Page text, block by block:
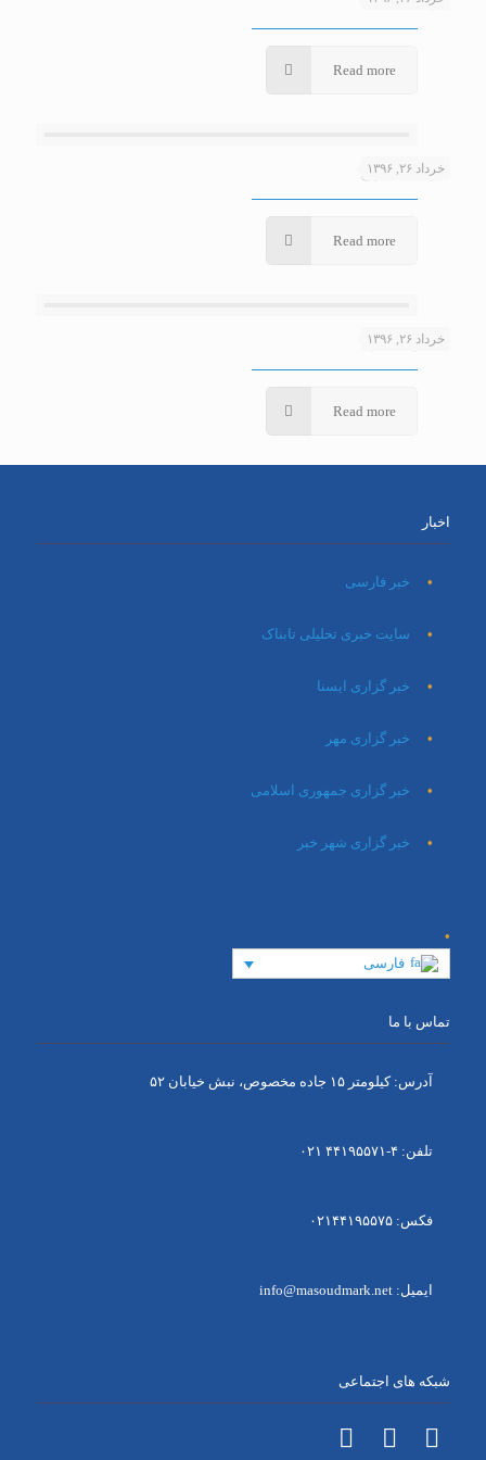
Read more
خرداد ۲۶, ۱۳۹۶
مارک های فورج
Read more
خرداد ۲۶, ۱۳۹۶
محصولات فلزی
Read more
اخبار
خبر فارسی
سایت خبری تحلیلی تابناک
خبر گزاری ایسنا
خبر گزاری مهر
خبر گزاری جمهوری اسلامی
خبر گزاری شهر خبر
فارسی
تماس با ما
آدرس: کیلومتر ۱۵ جاده مخصوص، نبش خیابان ۵۲
تلفن: ۴-۴۴۱۹۵۵۷۱ ۰۲۱
فکس: ۰۲۱۴۴۱۹۵۵۷۵
ایمیل: info@masoudmark.net
شبکه های اجتماعی